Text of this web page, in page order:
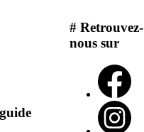
# Retrouvez-
nous sur